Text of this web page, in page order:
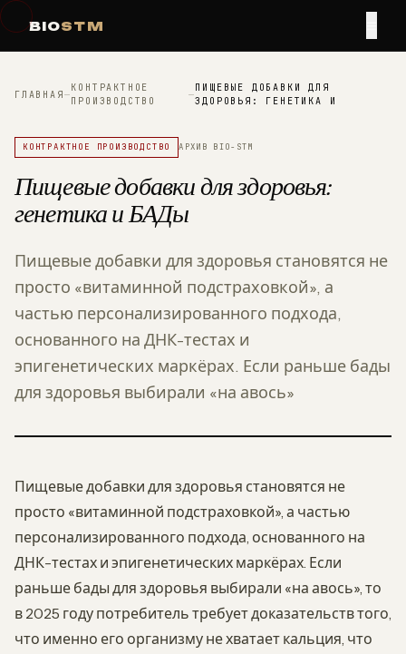
BIOSTM
ГЛАВНАЯ—
КОНТРАКТНОЕ
ПРОИЗВОДСТВО
—
ПИЩЕВЫЕ ДОБАВКИ ДЛЯ
ЗДОРОВЬЯ: ГЕНЕТИКА И
КОНТРАКТНОЕ ПРОИЗВОДСТВО АРХИВ BIO-STM
Пищевые добавки для здоровья:
генетика и БАДы
Пищевые добавки для здоровья становятся не
просто «витаминной подстраховкой», а
частью персонализированного подхода,
основанного на ДНК-тестах и
эпигенетических маркёрах. Если раньше бады
для здоровья выбирали «на авось»
Пищевые добавки для здоровья становятся не
просто «витаминной подстраховкой», а частью
персонализированного подхода, основанного на
ДНК-тестах и эпигенетических маркёрах. Если
раньше бады для здоровья выбирали «на авось», то
в 2025 году потребитель требует доказательств того,
что именно его организму не хватает кальция, что